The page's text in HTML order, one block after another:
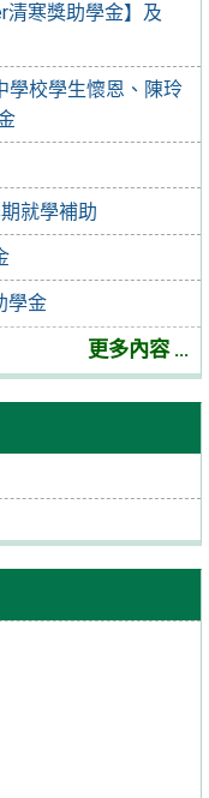
清寒獎助學金】及
學校學生懷恩、陳玲
就學補助
學金
更多內容 ...